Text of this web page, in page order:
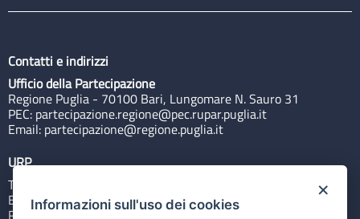
Contatti e indirizzi
Ufficio della Partecipazione
Regione Puglia - 70100 Bari, Lungomare N. Sauro 31
PEC: partecipazione.regione@pec.rupar.puglia.it
Email: partecipazione@regione.puglia.it
URP
Tel: 800713939
Email:quiregione@regione.puglia.it ×
Informazioni sull'uso dei cookies